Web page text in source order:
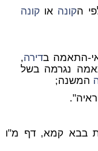
הקונה או קונה
דירה,
נגרמה בשל
המשנה;
בבא קמא, דף מ"ו